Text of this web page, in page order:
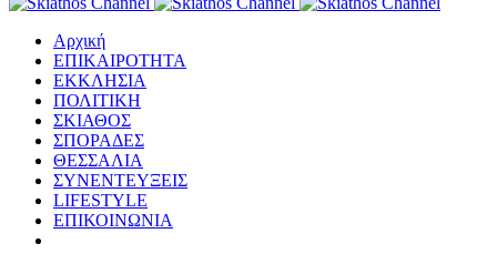
Αρχική
ΕΠΙΚΑΙΡΟΤΗΤΑ
ΕΚΚΛΗΣΙΑ
ΠΟΛΙΤΙΚΗ
ΣΚΙΑΘΟΣ
ΣΠΟΡΑΔΕΣ
ΘΕΣΣΑΛΙΑ
ΣΥΝΕΝΤΕΥΞΕΙΣ
LIFESTYLE
ΕΠΙΚΟΙΝΩΝΙΑ